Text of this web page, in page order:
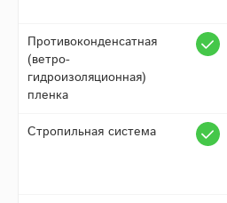
Противоконденсатная
(ветро-
гидроизоляционная)
пленка
Стропильная система